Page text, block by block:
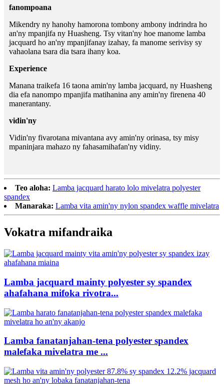
fanompoana
Mikendry ny hanohy hamorona tombony ambony indrindra ho
an'ny mpanjifa ny Huasheng. Tsy vitan'ny hoe manome lamba
jacquard ho an'ny mpanjifanay izahay, fa manome serivisy sy
vahaolana tsara dia tsara ihany koa.
Experience
Manana traikefa 16 taona amin'ny lamba jacquard, ny Huasheng
dia efa nanompo mpanjifa matihanina any amin'ny firenena 40
manerantany.
vidin'ny
Vidin'ny fivarotana mivantana avy amin'ny orinasa, tsy misy
mpaninjara mahazo ny fahasamihafan'ny vidiny.
Teo aloha: Lamba jacquard harato lolo mivelatra polyester
spandex
Manaraka: Lamba vita amin'ny nylon spandex waffle mivelatra
Vokatra mifandraika
Lamba jacquard mainty polyester sy spandex
ahafahana mifoka rivotra...
Lamba fanatanjahan-tena polyester spandex
malefaka mivelatra me ...